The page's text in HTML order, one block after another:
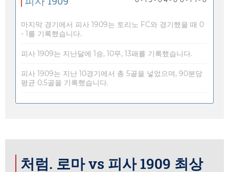
마지막 경기에서 피사 1909는 토리노 FC와 경기했을 때 0
- 1를 기록했습니다.
피사 1909는 지난달에 1승, 10무, 13패를 기록했습니다.
피사 1909는 지난 10경기에서 총 5골을 넣었으며, 90분당
평균 0.5골을 기록했습니다.
처럼. 로마 vs 피사 1909 최상